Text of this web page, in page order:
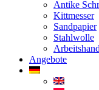
Antike
Kittmesser
Sandpapier
Stahlwolle
Angebote